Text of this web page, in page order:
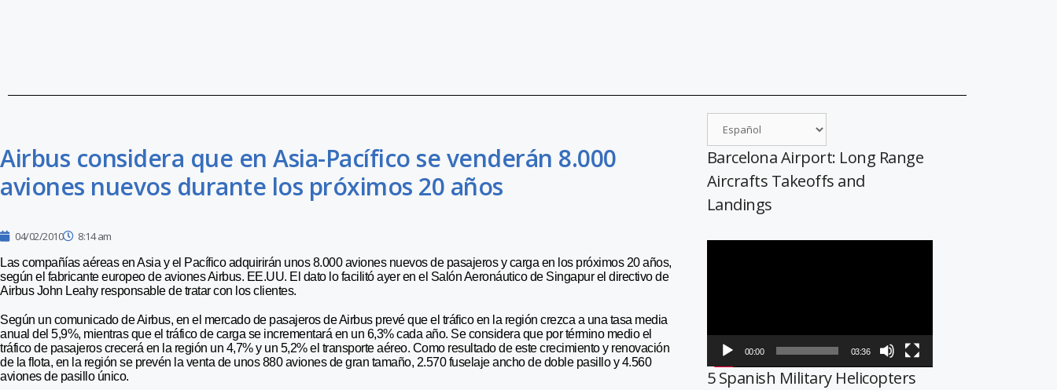
Airbus considera que en Asia-Pacífico se venderán 8.000
aviones nuevos durante los próximos 20 años
04/02/2010 8:14 am
Las compañías aéreas en Asia y el Pacífico adquirirán unos 8.000 aviones nuevos de pasajeros y carga en los próximos 20 años,
según el fabricante europeo de aviones Airbus. EE.UU. El dato lo facilitó ayer en el Salón Aeronáutico de Singapur el directivo de
Airbus John Leahy responsable de tratar con los clientes.
Según un comunicado de Airbus, en el mercado de pasajeros de Airbus prevé que el tráfico en la región crezca a una tasa media
anual del 5,9%, mientras que el tráfico de carga se incrementará en un 6,3% cada año. Se considera que por término medio el
tráfico de pasajeros crecerá en la región un 4,7% y un 5,2% el transporte aéreo. Como resultado de este crecimiento y renovación
de la flota, en la región se prevén la venta de unos 880 aviones de gran tamaño, 2.570 fuselaje ancho de doble pasillo y 4.560
aviones de pasillo único.
Barcelona Airport: Long Range
Aircrafts Takeoffs and
Landings
00:00 03:36
5 Spanish Military Helicopters